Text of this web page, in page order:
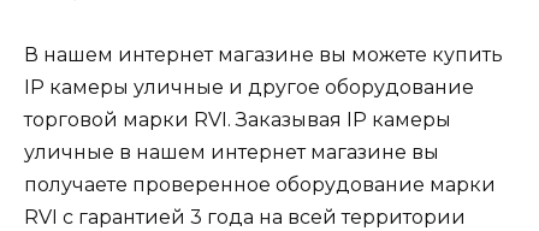
В нашем интернет магазине вы можете купить
IP камеры уличные и другое оборудование
торговой марки RVI. Заказывая IP камеры
уличные в нашем интернет магазине вы
получаете проверенное оборудование марки
RVI с гарантией 3 года на всей территории